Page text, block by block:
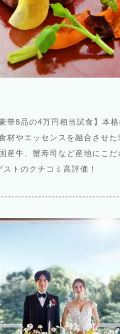
華8品の4万円相当試食】本
材やエッセンスを融合させ
産牛、蟹寿司など産地にこだ
トのクチコミ高評価！